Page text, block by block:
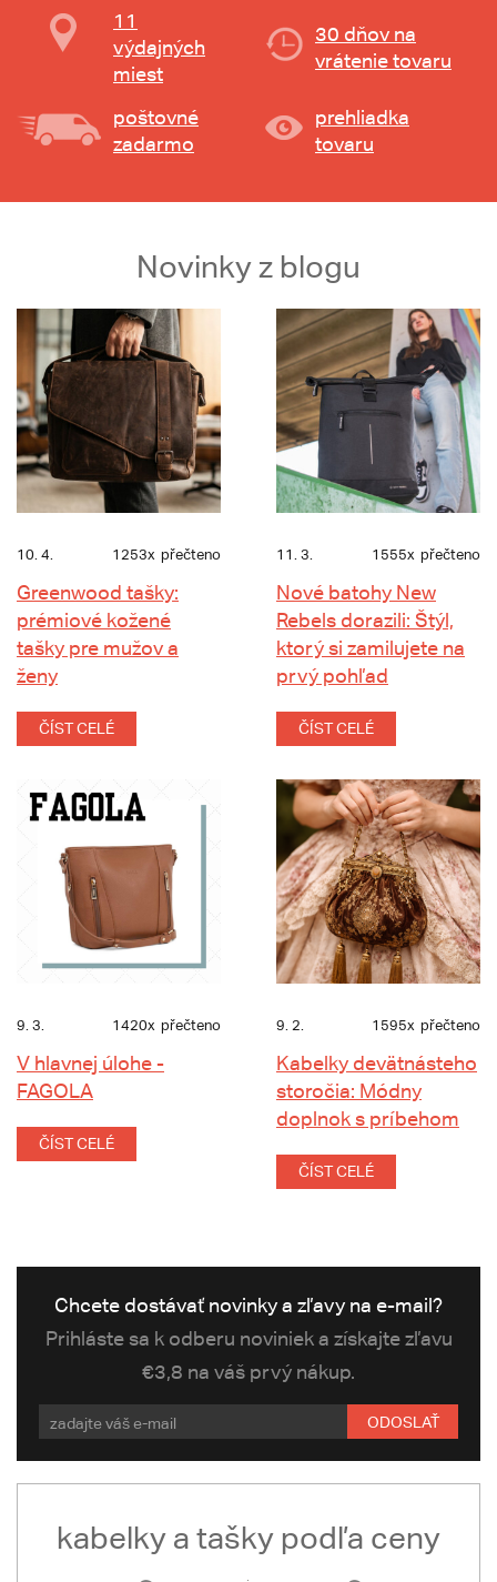
11
výdajných
miest
30 dňov na
vrátenie tovaru
poštovné
zadarmo
prehliadka
tovaru
Novinky z blogu
10. 4. 1253x přečteno
Greenwood tašky:
prémiové kožené
tašky pre mužov a
ženy
ČÍST CELÉ
11. 3. 1555x přečteno
Nové batohy New
Rebels dorazili: Štýl,
ktorý si zamilujete na
prvý pohľad
ČÍST CELÉ
9. 3. 1420x přečteno
V hlavnej úlohe -
FAGOLA
ČÍST CELÉ
9. 2. 1595x přečteno
Kabelky devätnásteho
storočia: Módny
doplnok s príbehom
ČÍST CELÉ
Chcete dostávať novinky a zľavy na e-mail?
Prihláste sa k odberu noviniek a získajte zľavu
€3,8 na váš prvý nákup.
ODOSLAŤ
kabelky a tašky podľa ceny